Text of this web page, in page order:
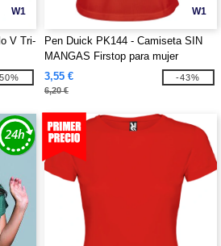
W1
V Tri-
W1
Pen Duick PK144 - Camiseta SIN
MANGAS Firstop para mujer
3,55 €
6,20 €
-43%